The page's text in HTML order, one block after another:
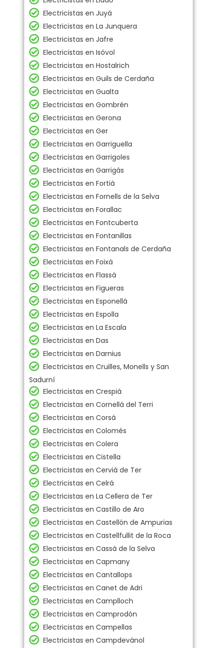
Electricistas en Juyá
Electricistas en La Junquera
Electricistas en Jafre
Electricistas en Isóvol
Electricistas en Hostalrich
Electricistas en Guils de Cerdaña
Electricistas en Gualta
Electricistas en Gombrén
Electricistas en Gerona
Electricistas en Ger
Electricistas en Garriguella
Electricistas en Garrigoles
Electricistas en Garrigás
Electricistas en Fortiá
Electricistas en Fornells de la Selva
Electricistas en Forallac
Electricistas en Fontcuberta
Electricistas en Fontanillas
Electricistas en Fontanals de Cerdaña
Electricistas en Foixá
Electricistas en Flassá
Electricistas en Figueras
Electricistas en Esponellá
Electricistas en Espolla
Electricistas en La Escala
Electricistas en Das
Electricistas en Darnius
Electricistas en Cruilles, Monells y San
Sadurní
Electricistas en Crespiá
Electricistas en Cornellá del Terri
Electricistas en Corsá
Electricistas en Colomés
Electricistas en Colera
Electricistas en Cistella
Electricistas en Cerviá de Ter
Electricistas en Celrá
Electricistas en La Cellera de Ter
Electricistas en Castillo de Aro
Electricistas en Castellón de Ampurias
Electricistas en Castellfullit de la Roca
Electricistas en Cassá de la Selva
Electricistas en Capmany
Electricistas en Cantallops
Electricistas en Canet de Adri
Electricistas en Camplloch
Electricistas en Camprodón
Electricistas en Campellas
Electricistas en Campdevánol